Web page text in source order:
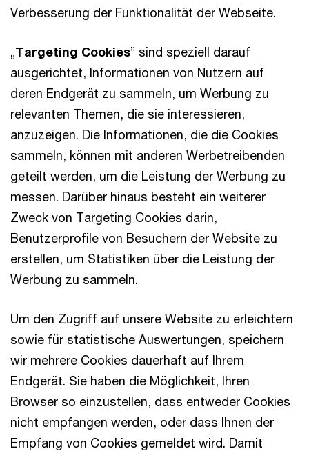
Verbesserung der Funktionalität der Webseite.
„Targeting Cookies” sind speziell darauf
ausgerichtet, Informationen von Nutzern auf
deren Endgerät zu sammeln, um Werbung zu
relevanten Themen, die sie interessieren,
anzuzeigen. Die Informationen, die die Cookies
sammeln, können mit anderen Werbetreibenden
geteilt werden, um die Leistung der Werbung zu
messen. Darüber hinaus besteht ein weiterer
Zweck von Targeting Cookies darin,
Benutzerprofile von Besuchern der Website zu
erstellen, um Statistiken über die Leistung der
Werbung zu sammeln.
Um den Zugriff auf unsere Website zu erleichtern
sowie für statistische Auswertungen, speichern
wir mehrere Cookies dauerhaft auf Ihrem
Endgerät. Sie haben die Möglichkeit, Ihren
Browser so einzustellen, dass entweder Cookies
nicht empfangen werden, oder dass Ihnen der
Empfang von Cookies gemeldet wird. Damit